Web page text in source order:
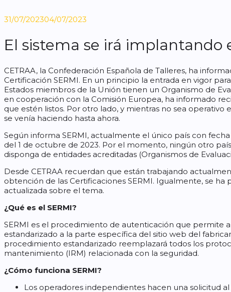
31/07/202304/07/2023
El sistema se irá implantando
CETRAA, la Confederación Española de Talleres, ha
Certificación SERMI. En un principio la entrada en vigor
Estados miembros de la Unión tienen un Organismo de
en cooperación con la Comisión Europea, ha informado
que estén listos. Por otro lado, y mientras no sea
se venía haciendo hasta ahora.
Según informa SERMI, actualmente el único país con
del 1 de octubre de 2023. Por el momento, ningún otro
disponga de entidades acreditadas (Organismos de
Desde CETRAA recuerdan que están trabajando
obtención de las Certificaciones SERMI. Igualmente, se ha
actualizada sobre el tema.
¿Qué es el SERMI?
SERMI es el procedimiento de autenticación que permite
estandarizado a la parte específica del sitio web del
procedimiento estandarizado reemplazará todos los
mantenimiento (IRM) relacionada con la seguridad.
¿Cómo funciona SERMI?
Los operadores independientes hacen una solicitud